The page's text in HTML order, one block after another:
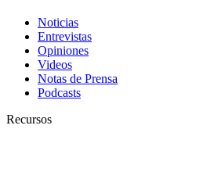
Noticias
Entrevistas
Opiniones
Videos
Notas de Prensa
Podcasts
Recursos